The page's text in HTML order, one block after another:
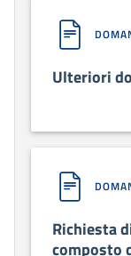
Ulteriori
Richiesta
composto